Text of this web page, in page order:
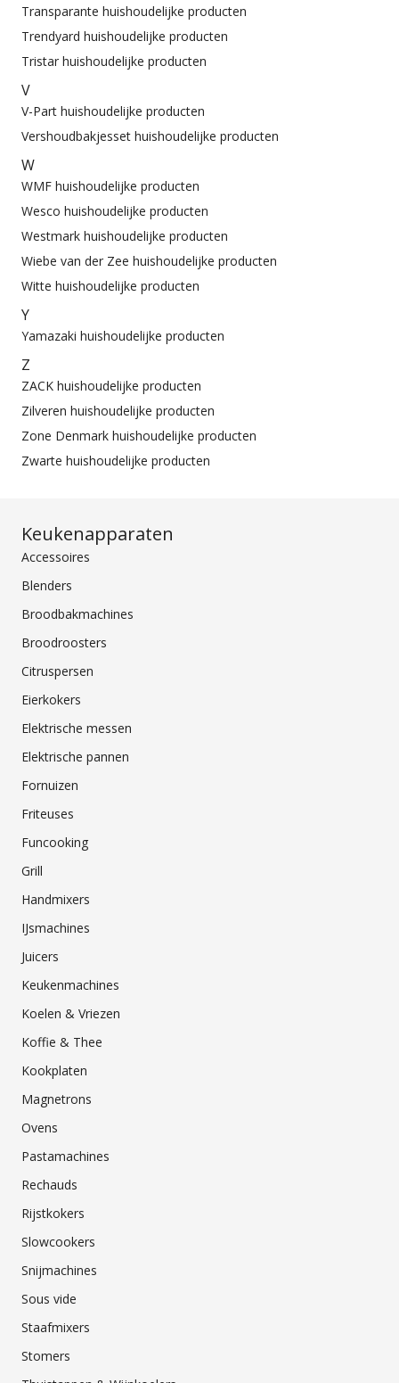
Transparante huishoudelijke producten
Trendyard huishoudelijke producten
Tristar huishoudelijke producten
V
V-Part huishoudelijke producten
Vershoudbakjesset huishoudelijke producten
W
WMF huishoudelijke producten
Wesco huishoudelijke producten
Westmark huishoudelijke producten
Wiebe van der Zee huishoudelijke producten
Witte huishoudelijke producten
Y
Yamazaki huishoudelijke producten
Z
ZACK huishoudelijke producten
Zilveren huishoudelijke producten
Zone Denmark huishoudelijke producten
Zwarte huishoudelijke producten
Keukenapparaten
Accessoires
Blenders
Broodbakmachines
Broodroosters
Citruspersen
Eierkokers
Elektrische messen
Elektrische pannen
Fornuizen
Friteuses
Funcooking
Grill
Handmixers
IJsmachines
Juicers
Keukenmachines
Koelen & Vriezen
Koffie & Thee
Kookplaten
Magnetrons
Ovens
Pastamachines
Rechauds
Rijstkokers
Slowcookers
Snijmachines
Sous vide
Staafmixers
Stomers